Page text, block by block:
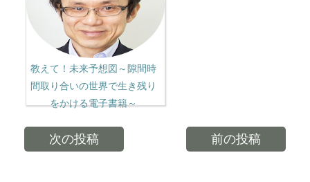
教えて！未来予想図～隙間時
間取り合いの世界で生き残り
をかける電子書籍～
次の投稿 前の投稿